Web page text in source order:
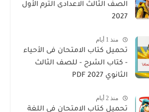
الصف الثالث الاعدادى الترم الأول
2027
منذ 1 أيام
تحميل كتاب الامتحان فى الأحياء
- كتاب الشرح - للصف الثالث
الثانوي 2027 PDF
منذ 2 أيام
تحميل كتاب الامتحان في اللغة